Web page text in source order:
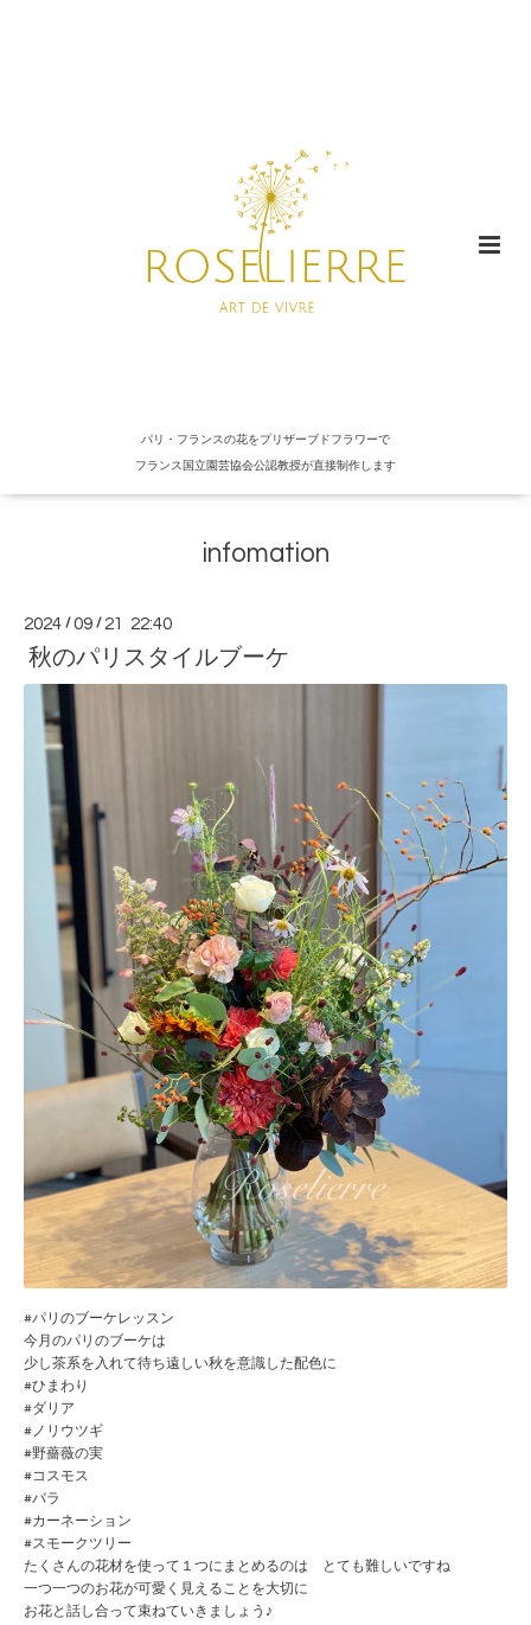
パリ・フランスの花をプリザーブドフラワーで
フランス国立園芸協会公認教授が直接制作します
infomation
2024 /09 / 21 22:40
秋のパリスタイルブーケ
#パリのブーケレッスン
今月のパリのブーケは
少し茶系を入れて待ち遠しい秋を意識した配色に
#ひまわり
#ダリア
#ノリウツギ
#野薔薇の実
#コスモス
#バラ
#カーネーション
#スモークツリー
たくさんの花材を使って１つにまとめるのは とても難しいですね
一つ一つのお花が可愛く見えることを大切に
お花と話し合って束ねていきましょう♪